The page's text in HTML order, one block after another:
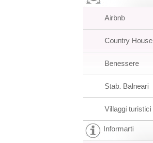
Airbnb
Country House
Benessere
Stab. Balneari
Villaggi turistici
Informarti